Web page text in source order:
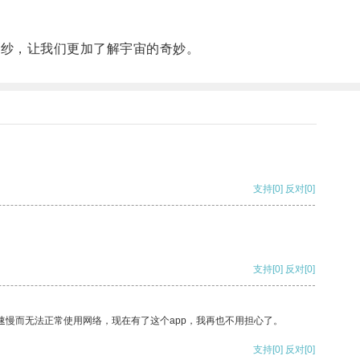
让我们更加了解宇宙的奇妙。
支持[0] 反对[0]
支持[0] 反对[0]
而无法正常使用网络，现在有了这个app，我再也不用担心了。
支持[0] 反对[0]